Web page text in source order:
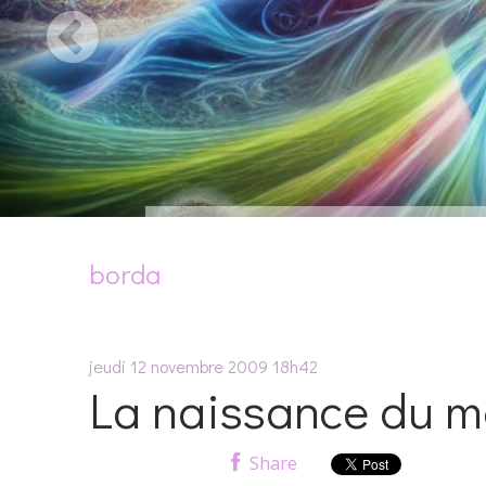
borda
jeudi 12 novembre 2009 18h42
La naissance du
Share